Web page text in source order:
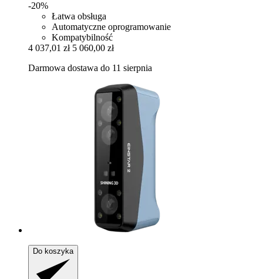
-20%
Łatwa obsługa
Automatyczne oprogramowanie
Kompatybilność
4 037,01 zł 5 060,00 zł
Darmowa dostawa do 11 sierpnia
Do koszyka